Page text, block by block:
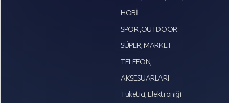
HOBİ
SPOR ,OUTDOOR
SÜPER, MARKET
TELEFON,
AKSESUARLARI
Tüketici, Elektroniği